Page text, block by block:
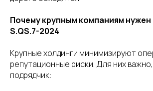
Почему крупным компаниям
S.QS.7-2024
Крупные холдинги минимизируют
репутационные риски. Для них
подрядчик: